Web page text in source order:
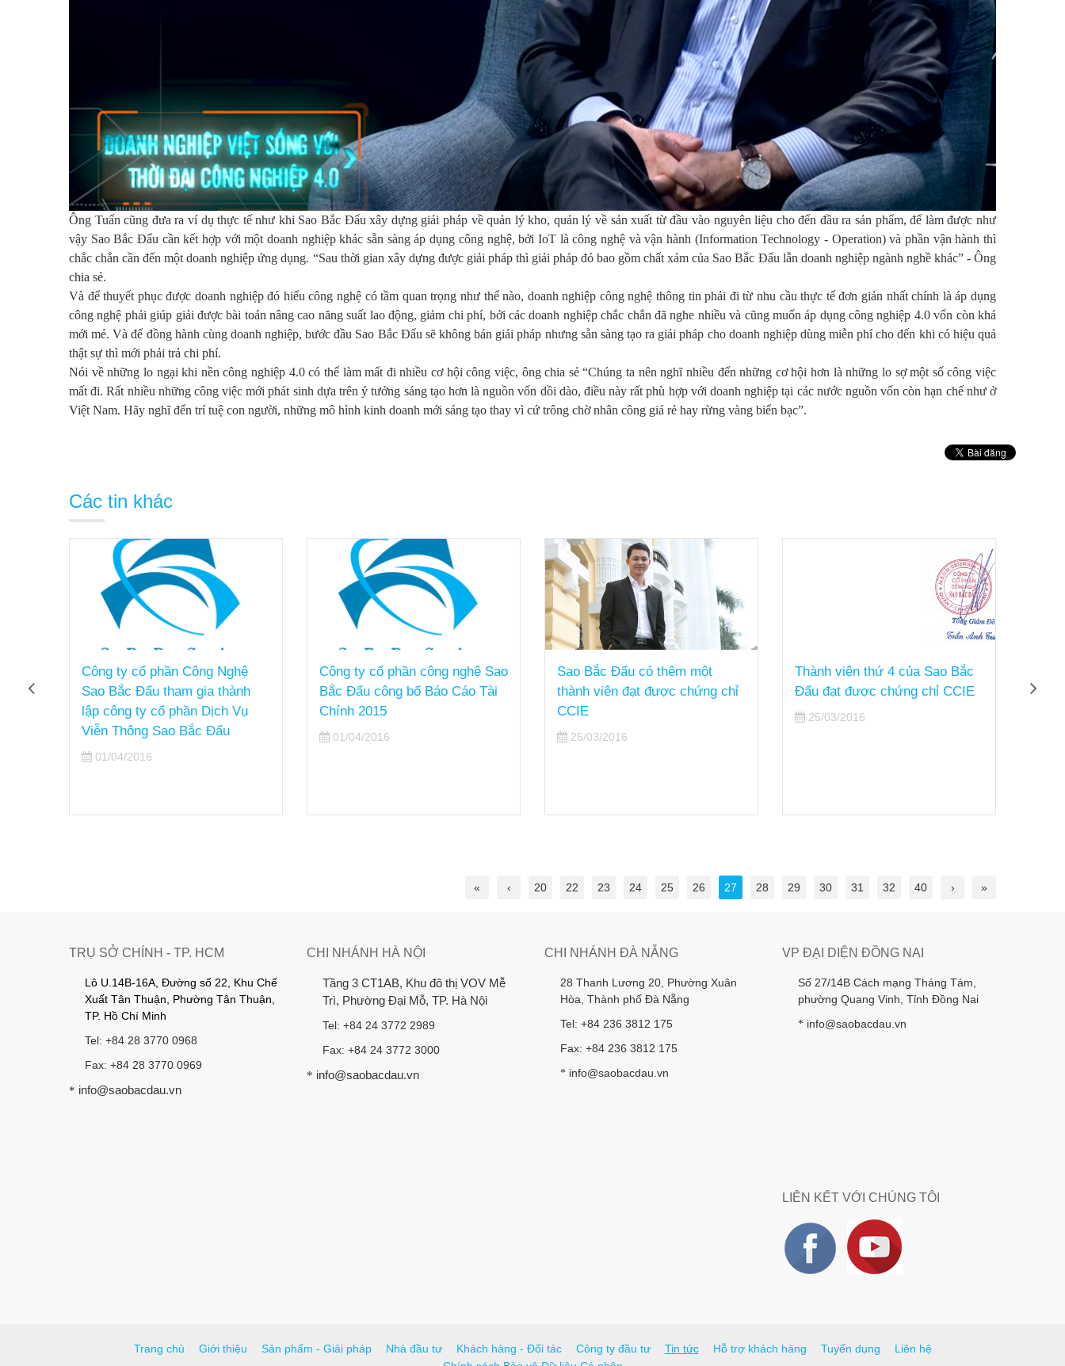
Ông Tuấn cũng đưa ra ví dụ thực tế như khi Sao Bắc Đẩu xây dựng giải pháp về quản lý kho, quản lý về sản xuất từ đầu vào nguyên liệu cho đến đầu ra sản phẩm, để làm được như
vậy Sao Bắc Đẩu cần kết hợp với một doanh nghiệp khác sẵn sàng áp dụng công nghệ, bởi IoT là công nghệ và vận hành (Information Technology - Operation) và phần vận hành thì
chắc chắn cần đến một doanh nghiệp ứng dụng. “Sau thời gian xây dựng được giải pháp thì giải pháp đó bao gồm chất xám của Sao Bắc Đẩu lẫn doanh nghiệp ngành nghề khác” - Ông
chia sẻ.
Và để thuyết phục được doanh nghiệp đó hiểu công nghệ có tầm quan trọng như thế nào, doanh nghiệp công nghệ thông tin phải đi từ nhu cầu thực tế đơn giản nhất chính là áp dụng
công nghệ phải giúp giải được bài toán nâng cao năng suất lao động, giảm chi phí, bởi các doanh nghiệp chắc chắn đã nghe nhiều và cũng muốn áp dụng công nghiệp 4.0 vốn còn khá
mới mẻ. Và để đồng hành cùng doanh nghiệp, bước đầu Sao Bắc Đẩu sẽ không bán giải pháp nhưng sẵn sàng tạo ra giải pháp cho doanh nghiệp dùng miễn phí cho đến khi có hiệu quả
thật sự thì mới phải trả chi phí.
Nói về những lo ngại khi nền công nghiệp 4.0 có thể làm mất đi nhiều cơ hội công việc, ông chia sẻ “Chúng ta nên nghĩ nhiều đến những cơ hội hơn là những lo sợ một số công việc
mất đi. Rất nhiều những công việc mới phát sinh dựa trên ý tưởng sáng tạo hơn là nguồn vốn dồi dào, điều này rất phù hợp với doanh nghiệp tại các nước nguồn vốn còn hạn chế như ở
Việt Nam. Hãy nghĩ đến trí tuệ con người, những mô hình kinh doanh mới sáng tạo thay vì cứ trông chờ nhân công giá rẻ hay rừng vàng biển bạc”.
Các tin khác
Công ty cổ phần Công Nghệ
Sao Bắc Đẩu tham gia thành
lập công ty cổ phần Dịch Vụ
Viễn Thông Sao Bắc Đẩu
01/04/2016
Công ty cổ phần công nghệ Sao
Bắc Đẩu công bố Báo Cáo Tài
Chính 2015
01/04/2016
Sao Bắc Đẩu có thêm một
thành viên đạt được chứng chỉ
CCIE
25/03/2016
Thành viên thứ 4 của Sao Bắc
Đẩu đạt được chứng chỉ CCIE
25/03/2016
« ‹ 20 22 23 24 25 26 27 28 29 30 31 32 40 › »
TRỤ SỞ CHÍNH - TP. HCM
Lô U.14B-16A, Đường số 22, Khu Chế
Xuất Tân Thuận, Phường Tân Thuận,
TP. Hồ Chí Minh
Tel: +84 28 3770 0968
Fax: +84 28 3770 0969
* info@saobacdau.vn
CHI NHÁNH HÀ NỘI
Tầng 3 CT1AB, Khu đô thị VOV Mễ
Trì, Phường Đại Mỗ, TP. Hà Nội
Tel: +84 24 3772 2989
Fax: +84 24 3772 3000
* info@saobacdau.vn
CHI NHÁNH ĐÀ NẴNG
28 Thanh Lương 20, Phường Xuân
Hòa, Thành phố Đà Nẵng
Tel: +84 236 3812 175
Fax: +84 236 3812 175
* info@saobacdau.vn
VP ĐẠI DIỆN ĐỒNG NAI
Số 27/14B Cách mạng Tháng Tám,
phường Quang Vinh, Tỉnh Đồng Nai
* info@saobacdau.vn
LIÊN KẾT VỚI CHÚNG TÔI
Trang chủ Giới thiệu Sản phẩm - Giải pháp Nhà đầu tư Khách hàng - Đối tác Công ty đầu tư Tin tức Hỗ trợ khách hàng Tuyển dụng
Liên hệ